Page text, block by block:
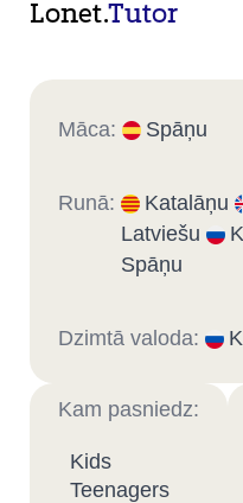
Lonet.Tutor
Māca: Spāņu
Runā: Katalāņu
Latviešu
Spāņu
Dzimtā valoda:
Kam pasniedz:
Kids
Teenagers